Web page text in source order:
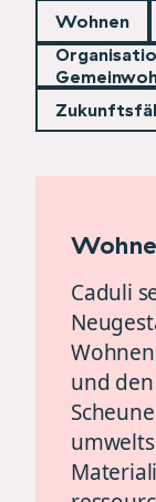
Wohnen
Caduli
und